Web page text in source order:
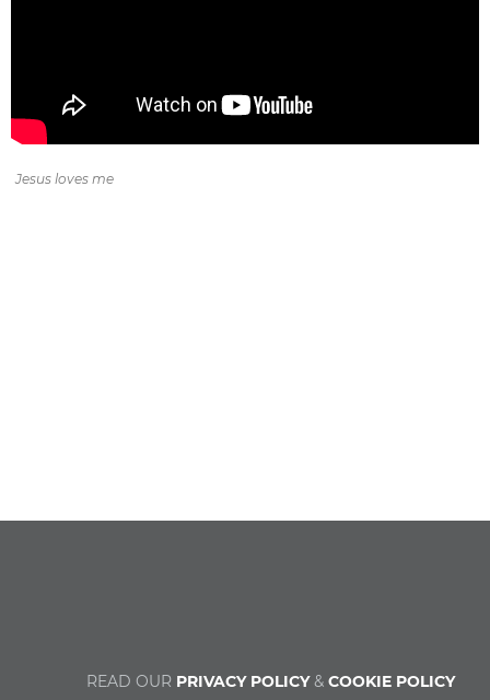
Jesus loves me
READ OUR PRIVACY POLICY& COOKIE POLICY